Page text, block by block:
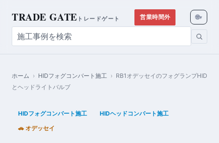
TRADE GATE トレードゲート 営業時間外 🌐▾
ホーム › HIDフォグコンバート施工 › RB1オデッセイのフォグランプHID
とヘッドライトバルブ
HIDフォグコンバート施工 HIDヘッドコンバート施工
🚗 オデッセイ